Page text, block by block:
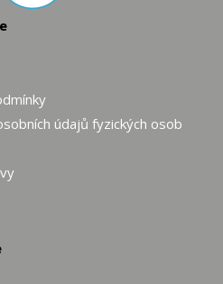
údajů fyzických osob